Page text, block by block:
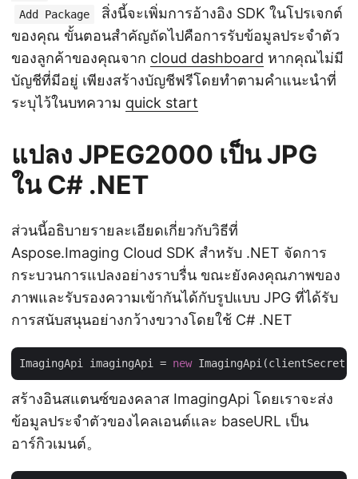
Add Package
สิ่งนี้จะเพิ่มการอ้างอิง SDK ในโปรเจกต์
ของคุณ ขั้นตอนสำคัญถัดไปคือการรับข้อมูลประจำตัว
ของลูกค้าของคุณจาก cloud dashboard หากคุณไม่มี
บัญชีที่มีอยู่ เพียงสร้างบัญชีฟรีโดยทำตามคำแนะนำที่
ระบุไว้ในบทความ quick start
แปลง JPEG2000 เป็น JPG
ใน C# .NET
ส่วนนี้อธิบายรายละเอียดเกี่ยวกับวิธีที่
Aspose.Imaging Cloud SDK สำหรับ .NET จัดการ
กระบวนการแปลงอย่างราบรื่น ขณะยังคงคุณภาพของ
ภาพและรับรองความเข้ากันได้กับรูปแบบ JPG ที่ได้รับ
การสนับสนุนอย่างกว้างขวางโดยใช้ C# .NET
ImagingApi imagingApi = new
สร้างอินสแตนซ์ของคลาส ImagingApi โดยเราจะส่ง
ข้อมูลประจำตัวของไคลเอนต์และ baseURL เป็น
อาร์กิวเมนต์。